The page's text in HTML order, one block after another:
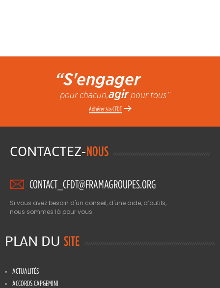
“S'engager
pour chacun,agirpour tous”
Adhérerà laCFDT
CONTACTEZ-NOUS
CONTACT_CFDT@FRAMAGROUPES.ORG
Si vous avez besoin d'un conseil, d'une aide, d’outils,
nous sommes là pour vous.
PLAN DU SITE
ACTUALITÉS
ACCORDS CAPGEMINI